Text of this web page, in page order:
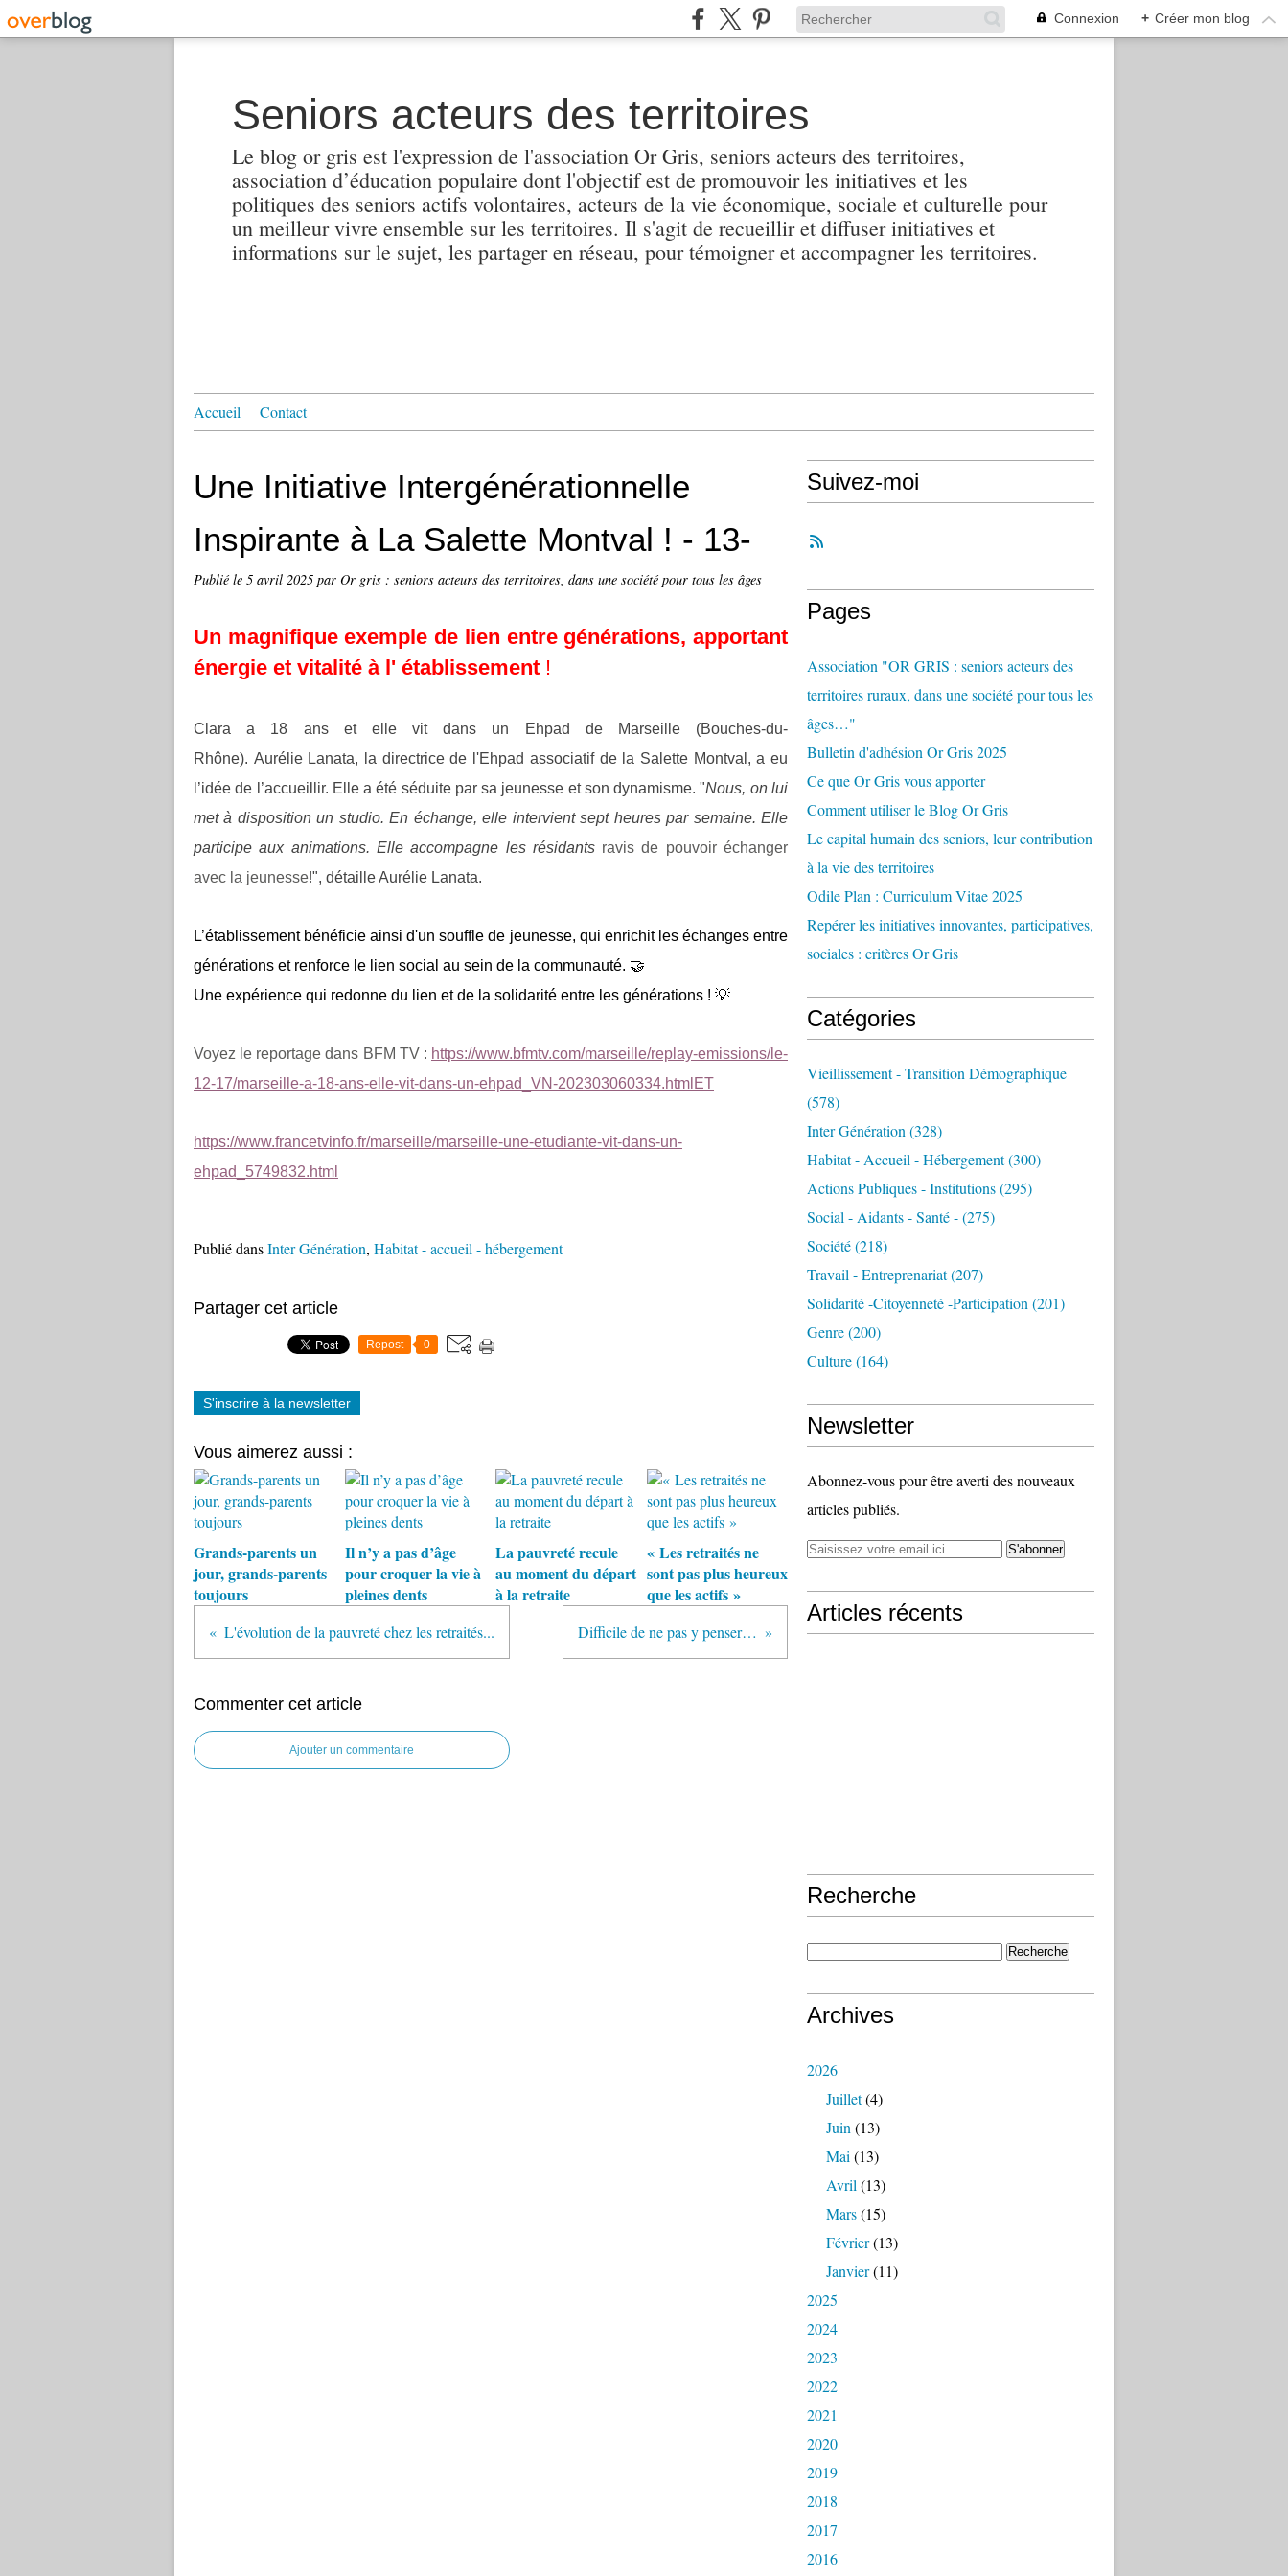
Connexion + Créer mon blog
Seniors acteurs des territoires
Le blog or gris est l'expression de l'association Or Gris, seniors acteurs des territoires,
association d’éducation populaire dont l'objectif est de promouvoir les initiatives et les
politiques des seniors actifs volontaires, acteurs de la vie économique, sociale et culturelle pour
un meilleur vivre ensemble sur les territoires. Il s'agit de recueillir et diffuser initiatives et
informations sur le sujet, les partager en réseau, pour témoigner et accompagner les territoires.
Accueil Contact
Une Initiative Intergénérationnelle
Inspirante à La Salette Montval ! - 13-
Publié le 5 avril 2025 par Or gris : seniors acteurs des territoires, dans une société pour tous les âges
Un magnifique exemple de lien entre générations, apportant
énergie et vitalité à l' établissement !
Clara a 18 ans et elle vit dans un Ehpad de Marseille (Bouches-du-
Rhône). Aurélie Lanata, la directrice de l'Ehpad associatif de la Salette Montval, a eu
l’idée de l’accueillir. Elle a été séduite par sa jeunesse et son dynamisme. "Nous, on lui
met à disposition un studio. En échange, elle intervient sept heures par semaine. Elle
participe aux animations. Elle accompagne les résidants ravis de pouvoir échanger
avec la jeunesse!", détaille Aurélie Lanata.
L’établissement bénéficie ainsi d'un souffle de jeunesse, qui enrichit les échanges entre
générations et renforce le lien social au sein de la communauté. 🤝
Une expérience qui redonne du lien et de la solidarité entre les générations ! 💡
Voyez le reportage dans BFM TV : https://www.bfmtv.com/marseille/replay-emissions/le-
12-17/marseille-a-18-ans-elle-vit-dans-un-ehpad_VN-202303060334.html ET
https://www.francetvinfo.fr/marseille/marseille-une-etudiante-vit-dans-un-
ehpad_5749832.html
Publié dansInter Génération, Habitat - accueil - hébergement
Partager cet article
Repost 0
S'inscrire à la newsletter
Vous aimerez aussi :
Grands-parents un
jour, grands-parents
toujours
Il n’y a pas d’âge
pour croquer la vie à
pleines dents
La pauvreté recule
au moment du départ
à la retraite
« Les retraités ne
sont pas plus heureux
que les actifs »
L'évolution de la pauvreté chez les retraités... Difficile de ne pas y penser…
Commenter cet article
Ajouter un commentaire
Suivez-moi
Pages
Association "OR GRIS : seniors acteurs des
territoires ruraux, dans une société pour tous les
âges…"
Bulletin d'adhésion Or Gris 2025
Ce que Or Gris vous apporter
Comment utiliser le Blog Or Gris
Le capital humain des seniors, leur contribution
à la vie des territoires
Odile Plan : Curriculum Vitae 2025
Repérer les initiatives innovantes, participatives,
sociales : critères Or Gris
Catégories
Vieillissement - Transition Démographique
(578)
Inter Génération (328)
Habitat - Accueil - Hébergement(300)
Actions Publiques - Institutions(295)
Social - Aidants - Santé -(275)
Société(218)
Travail - Entreprenariat(207)
Solidarité -citoyenneté -participation (201)
Genre(200)
Culture(164)
Newsletter
Abonnez-vous pour être averti des nouveaux
articles publiés.
Articles récents
Recherche
Archives
2026
Juillet(4)
Juin (13)
Mai (13)
Avril (13)
Mars(15)
Février(13)
Janvier(11)
2025
2024
2023
2022
2021
2020
2019
2018
2017
2016